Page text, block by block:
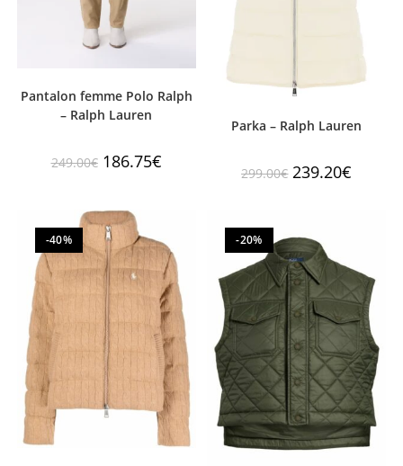
Pantalon femme Polo Ralph
– Ralph Lauren
249.00€ 186.75€
Parka – Ralph Lauren
299.00€ 239.20€
-40% -20%